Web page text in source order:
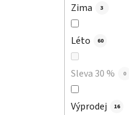
Zima 3
Léto 60
Sleva 30 % 0
Výprodej 16